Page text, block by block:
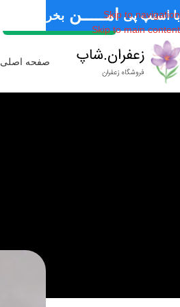
Skip to navigation
Skip to main content
صفحه اصلی
با اسنپ پی امـــــن
قـسـطی
سـریــع
بخر